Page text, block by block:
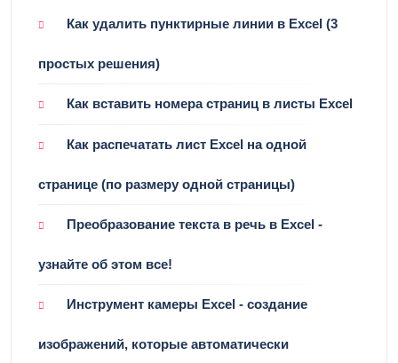
Как удалить пунктирные линии в Excel (3
простых решения)
Как вставить номера страниц в листы Excel
Как распечатать лист Excel на одной
странице (по размеру одной страницы)
Преобразование текста в речь в Excel -
узнайте об этом все!
Инструмент камеры Excel - создание
изображений, которые автоматически